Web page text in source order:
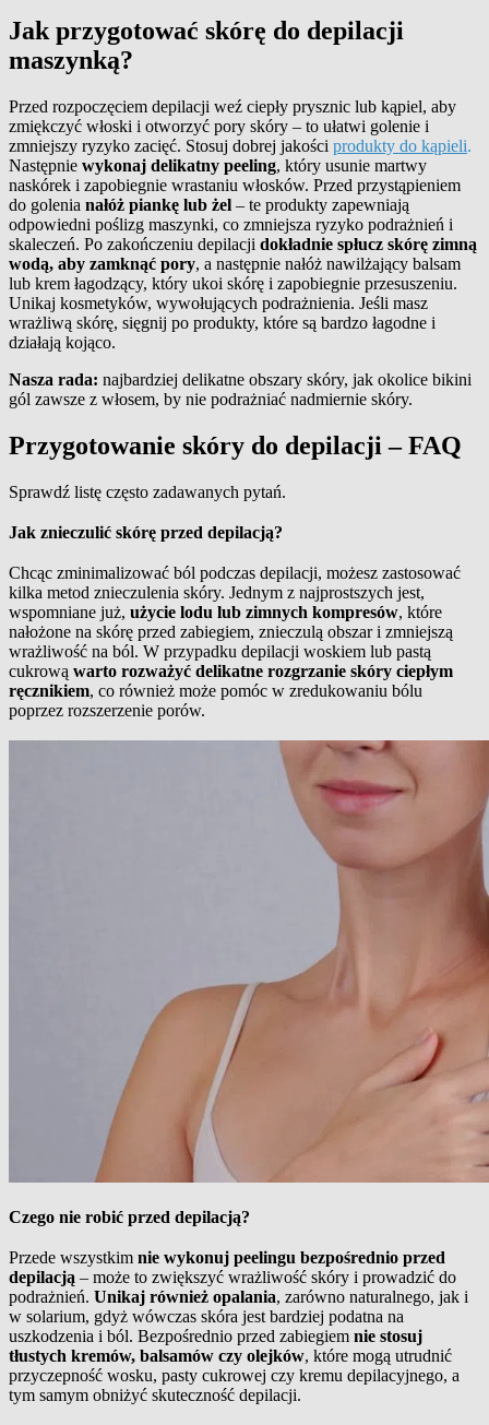
Jak przygotować skórę do depilacji
maszynką?
Przed rozpoczęciem depilacji weź ciepły prysznic lub kąpiel, aby
zmiękczyć włoski i otworzyć pory skóry – to ułatwi golenie i
zmniejszy ryzyko zacięć. Stosuj dobrej jakości produkty do kąpieli.
Następnie wykonaj delikatny peeling, który usunie martwy
naskórek i zapobiegnie wrastaniu włosków. Przed przystąpieniem
do golenia nałóż piankę lub żel – te produkty zapewniają
odpowiedni poślizg maszynki, co zmniejsza ryzyko podrażnień i
skaleczeń. Po zakończeniu depilacji dokładnie spłucz skórę zimną
wodą, aby zamknąć pory, a następnie nałóż nawilżający balsam
lub krem łagodzący, który ukoi skórę i zapobiegnie przesuszeniu.
Unikaj kosmetyków, wywołujących podrażnienia. Jeśli masz
wrażliwą skórę, sięgnij po produkty, które są bardzo łagodne i
działają kojąco.
Nasza rada: najbardziej delikatne obszary skóry, jak okolice bikini
gól zawsze z włosem, by nie podrażniać nadmiernie skóry.
Przygotowanie skóry do depilacji – FAQ
Sprawdź listę często zadawanych pytań.
Jak znieczulić skórę przed depilacją?
Chcąc zminimalizować ból podczas depilacji, możesz zastosować
kilka metod znieczulenia skóry. Jednym z najprostszych jest,
wspomniane już, użycie lodu lub zimnych kompresów, które
nałożone na skórę przed zabiegiem, znieczulą obszar i zmniejszą
wrażliwość na ból. W przypadku depilacji woskiem lub pastą
cukrową warto rozważyć delikatne rozgrzanie skóry ciepłym
ręcznikiem, co również może pomóc w zredukowaniu bólu
poprzez rozszerzenie porów.
Czego nie robić przed depilacją?
Przede wszystkim nie wykonuj peelingu bezpośrednio przed
depilacją – może to zwiększyć wrażliwość skóry i prowadzić do
podrażnień. Unikaj również opalania, zarówno naturalnego, jak i
w solarium, gdyż wówczas skóra jest bardziej podatna na
uszkodzenia i ból. Bezpośrednio przed zabiegiem nie stosuj
tłustych kremów, balsamów czy olejków, które mogą utrudnić
przyczepność wosku, pasty cukrowej czy kremu depilacyjnego, a
tym samym obniżyć skuteczność depilacji.